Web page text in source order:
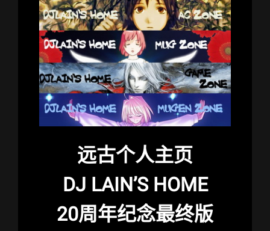
远古个人主页
DJ LAIN’S HOME
20周年纪念最终版